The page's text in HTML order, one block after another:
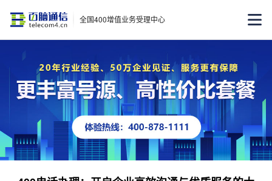
全国400增值业务受理中心